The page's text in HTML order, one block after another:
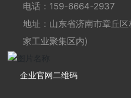
电话：159-6664-2937
地址：山东省济南市章丘
家工业聚集区内)
企业官网二维码